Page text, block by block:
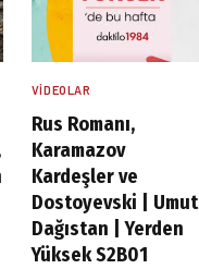
VIDEOLAR
Rus Romanı,
Karamazov
Kardeşler ve
Dostoyevski | Umut
Dağıstan | Yerden
Yüksek S2B01